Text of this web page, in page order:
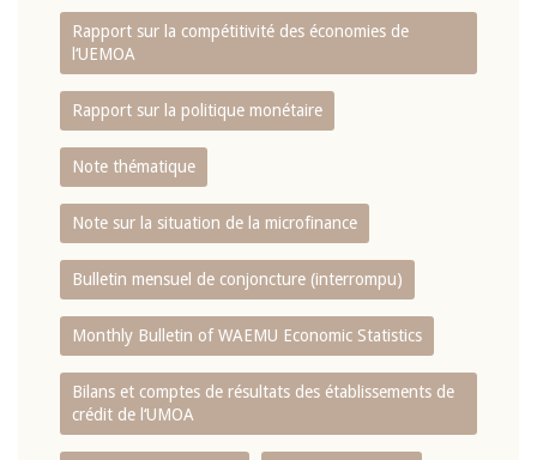
Rapport sur la compétitivité des économies de
l‘UEMOA
Rapport sur la politique monétaire
Note thématique
Note sur la situation de la microfinance
Bulletin mensuel de conjoncture (interrompu)
Monthly Bulletin of WAEMU Economic Statistics
Bilans et comptes de résultats des établissements de
crédit de l‘UMOA